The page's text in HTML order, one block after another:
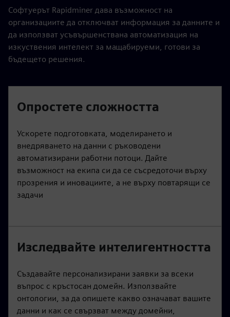
Софтуерът Rapidminer дава възможност на
организациите да отключват информация за данните и
да използват усъвършенствана автоматизация на
изкуствения интелект за мащабируеми, готови за
бъдещето решения.
Опростете сложността
Ускорете подготовката, моделирането и
внедряването на данни с ръководени
автоматизирани работни потоци. Дайте
възможност на екипа си да се съсредоточи върху
прозрения и иновациите, а не върху повтарящи се
задачи
Изследвайте интелигентността
Създавайте персонализирани заявки за всеки
въпрос с кръстосан домейн. Използвайте
онтологии, за да опишете какво означават вашите
данни и как се свързват между домейни,